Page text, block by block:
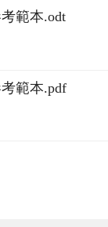
範本.odt
範本.pdf